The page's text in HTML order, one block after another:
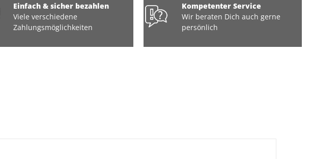
Einfach & sicher bezahlen
Viele verschiedene
Zahlungsmöglichkeiten
Kompetenter Service
Wir beraten Dich auch gerne
persönlich